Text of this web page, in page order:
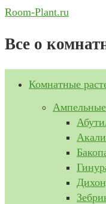
Перейти
содержимому
Room-Plant.ru
Все о
Комнатные